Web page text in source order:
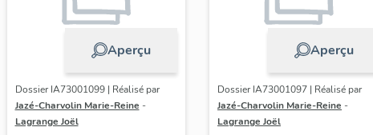
Aperçu
Dossier IA73001099 | Réalisé par
Jazé-Charvolin Marie-Reine -
Lagrange Joël
Aperçu
Dossier IA73001097 | Réalisé par
Jazé-Charvolin Marie-Reine -
Lagrange Joël